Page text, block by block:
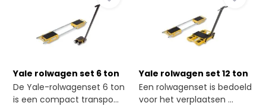
Yale rolwagen set 6 ton
De Yale-rolwagenset 6 ton
is een compact transpo...
Yale rolwagen set 12 ton
Een rolwagenset is bedoeld
voor het verplaatsen ...